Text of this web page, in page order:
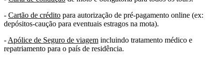
- Cartão de crédito para autorização de pré-pagamento online (ex:
depósitos-caução para eventuais estragos na mota).
- Apólice de Seguro de viagem incluindo tratamento médico e
repatriamento para o país de residência.